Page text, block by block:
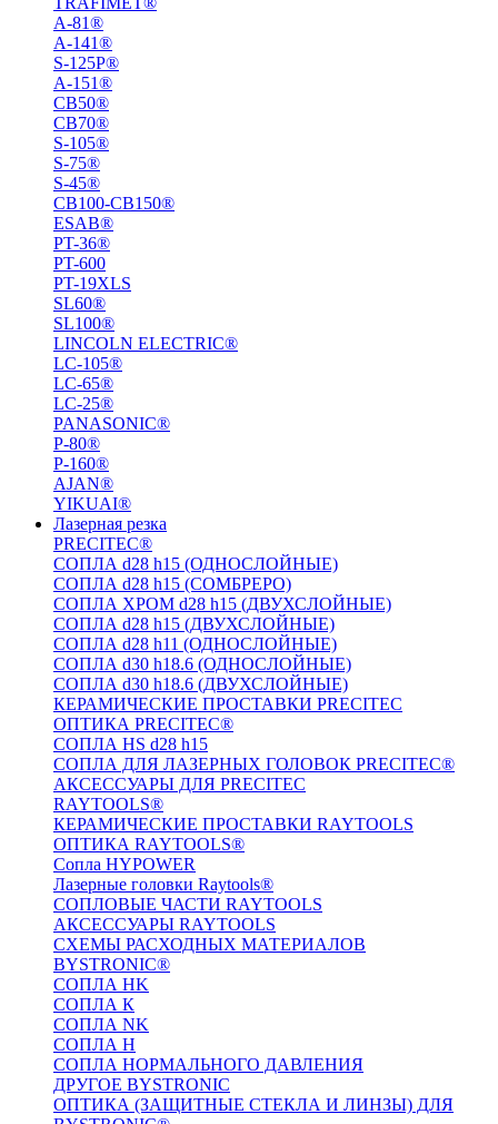
A-81®
A-141®
S-125P®
A-151®
СВ50®
СВ70®
S-105®
S-75®
S-45®
СВ100-СВ150®
ESAB®
PT-36®
PT-600
PT-19XLS
SL60®
SL100®
LINCOLN ELECTRIC®
LC-105®
LC-65®
LC-25®
PANASONIC®
P-80®
P-160®
AJAN®
YIKUAI®
Лазерная резка
PRECITEC®
СОПЛА d28 h15 (ОДНОСЛОЙНЫЕ)
СОПЛА d28 h15 (СОМБРЕРО)
СОПЛА ХРОМ d28 h15 (ДВУХСЛОЙНЫЕ)
СОПЛА d28 h15 (ДВУХСЛОЙНЫЕ)
СОПЛА d28 h11 (ОДНОСЛОЙНЫЕ)
СОПЛА d30 h18.6 (ОДНОСЛОЙНЫЕ)
СОПЛА d30 h18.6 (ДВУХСЛОЙНЫЕ)
КЕРАМИЧЕСКИЕ ПРОСТАВКИ PRECITEC
ОПТИКА PRECITEC®
СОПЛА HS d28 h15
СОПЛА ДЛЯ ЛАЗЕРНЫХ ГОЛОВОК PRECITEC®
АКСЕССУАРЫ ДЛЯ PRECITEC
RAYTOOLS®
КЕРАМИЧЕСКИЕ ПРОСТАВКИ RAYTOOLS
ОПТИКА RAYTOOLS®
Сопла HYPOWER
Лазерные головки Raytools®
СОПЛОВЫЕ ЧАСТИ RAYTOOLS
АКСЕССУАРЫ RAYTOOLS
СХЕМЫ РАСХОДНЫХ МАТЕРИАЛОВ
BYSTRONIC®
СОПЛА HK
СОПЛА К
СОПЛА NK
СОПЛА H
СОПЛА НОРМАЛЬНОГО ДАВЛЕНИЯ
ДРУГОЕ BYSTRONIC
ОПТИКА (ЗАЩИТНЫЕ СТЕКЛА И ЛИНЗЫ) ДЛЯ